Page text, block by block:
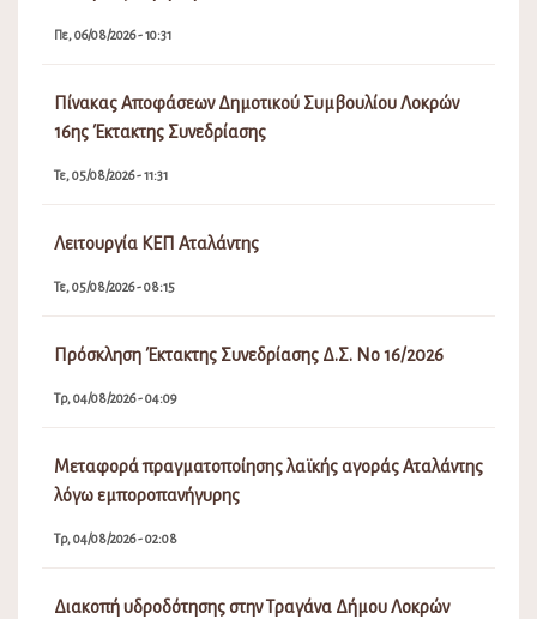
Πε, 06/08/2026 - 10:31
Πίνακας Αποφάσεων Δημοτικού Συμβουλίου Λοκρών
16ης Έκτακτης Συνεδρίασης
Τε, 05/08/2026 - 11:31
Λειτουργία ΚΕΠ Αταλάντης
Τε, 05/08/2026 - 08:15
Πρόσκληση Έκτακτης Συνεδρίασης Δ.Σ. Νο 16/2026
Τρ, 04/08/2026 - 04:09
Μεταφορά πραγματοποίησης λαϊκής αγοράς Αταλάντης
λόγω εμποροπανήγυρης
Τρ, 04/08/2026 - 02:08
Διακοπή υδροδότησης στην Τραγάνα Δήμου Λοκρών